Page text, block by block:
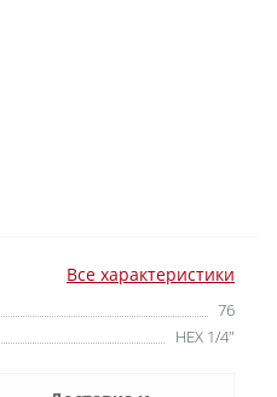
Все характеристики
76
HEX 1/4"